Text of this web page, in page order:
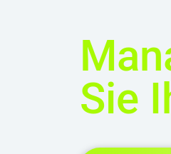
Sie